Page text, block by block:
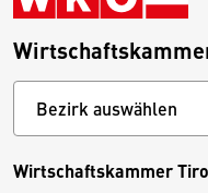
Wirtschaftskammer